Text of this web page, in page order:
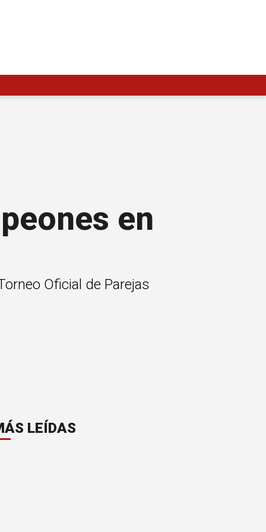
en
Oficial de Parejas
LEÍDAS